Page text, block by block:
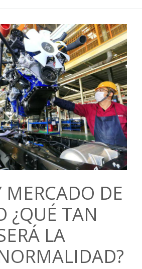
MERCADO DE
¿QUÉ TAN
LA